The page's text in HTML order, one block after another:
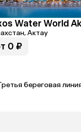
Water World
Актау
0 ₽
береговая